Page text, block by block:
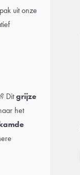
uit onze
Ditgrijze
het